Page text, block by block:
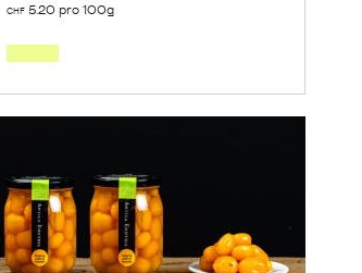
CHF 5.20 pro 100g